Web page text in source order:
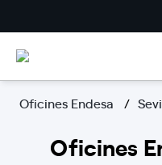
Oficines Endesa
Oficines